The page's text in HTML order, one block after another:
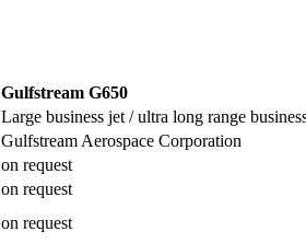
Gulfstream G650
Large business jet / ultra long range
Gulfstream Aerospace Corporation
on request
on request
on request